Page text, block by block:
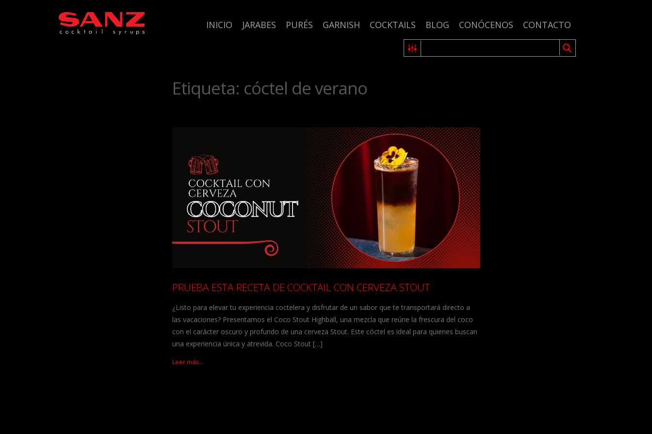
INICIO JARABES PURÉS GARNISH COCKTAILS BLOG CONÓCENOS CONTACTO
Etiqueta: cóctel de verano
PRUEBA ESTA RECETA DE COCKTAIL CON CERVEZA STOUT
¿Listo para elevar tu experiencia coctelera y disfrutar de un sabor que te transportará directo a
las vacaciones? Presentamos el Coco Stout Highball, una mezcla que reúne la frescura del coco
con el carácter oscuro y profundo de una cerveza Stout. Este cóctel es ideal para quienes buscan
una experiencia única y atrevida. Coco Stout […]
Leer más...